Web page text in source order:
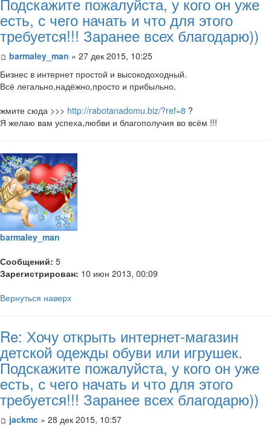
есть, с чего начать и что для этого
требуется!!! Заранее всех благодарю))
barmaley_man » 27 дек 2015, 10:25
Бизнес в интернет простой и высокодоходный.
Всё легально,надёжно,просто и прибыльно.
жмите сюда >>> http://rabotanadomu.biz/?ref=8 ?
Я желаю вам успеха,любви и благополучия во всём !!!
barmaley_man
Сообщений: 5
Зарегистрирован: 10 июн 2013, 00:09
Вернуться наверх
Re: Хочу открыть интернет-магазин
детской одежды обуви или игрушек.
Подскажите пожалуйста, у кого он уже
есть, с чего начать и что для этого
требуется!!! Заранее всех благодарю))
jackmc » 28 дек 2015, 10:57